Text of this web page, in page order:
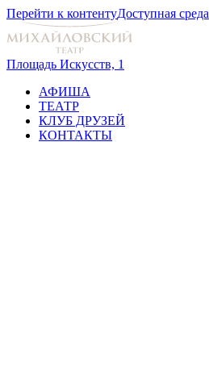
Перейти к контентуДоступная среда
Площадь Искусств, 1
АФИША
ТЕАТР
КЛУБ ДРУЗЕЙ
КОНТАКТЫ